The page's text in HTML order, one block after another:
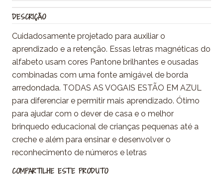
DESCRIÇÃO
Cuidadosamente projetado para auxiliar o
aprendizado e a retenção. Essas letras magnéticas do
alfabeto usam cores Pantone brilhantes e ousadas
combinadas com uma fonte amigável de borda
arredondada. TODAS AS VOGAIS ESTÃO EM AZUL
para diferenciar e permitir mais aprendizado. Ótimo
para ajudar com o dever de casa e o melhor
brinquedo educacional de crianças pequenas até a
creche e além para ensinar e desenvolver o
reconhecimento de números e letras
COMPARTILHE ESTE PRODUTO